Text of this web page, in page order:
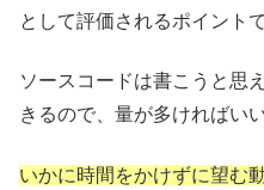
として評価されるポイントで
ソースコードは書こうと思
きるので、量が多ければい
いかに時間をかけずに望む